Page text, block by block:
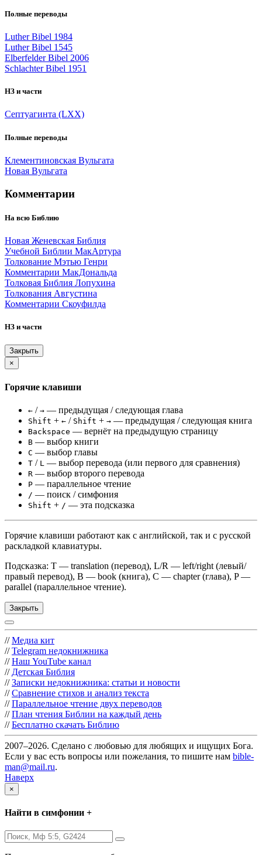
Полные переводы
Luther Bibel 1984
Luther Bibel 1545
Elberfelder Bibel 2006
Schlachter Bibel 1951
НЗ и части
Септуагинта (LXX)
Полные переводы
Клементиновская Вульгата
Новая Вульгата
Комментарии
На всю Библию
Новая Женевская Библия
Учебной Библии МакАртура
Толкование Мэтью Генри
Комментарии МакДональда
Толковая Библия Лопухина
Толкования Августина
Комментарии Скоуфилда
НЗ и части
Закрыть
×
Горячие клавиши
← / → — предыдущая / следующая глава
Shift + ← / Shift + → — предыдущая / следующая книга
Backspace — вернёт на предыдущую страницу
B — выбор книги
C — выбор главы
T / L — выбор перевода (или первого для сравнения)
R — выбор второго перевода
P — параллельное чтение
/ — поиск / симфония
Shift + / — эта подсказка
Горячие клавиши работают как с английской, так и с русской
раскладкой клавиатуры.
Подсказка: T — translation (перевод), L/R — left/right (левый/
правый перевод), B — book (книга), C — chapter (глава), P —
parallel (параллельное чтение).
Закрыть
// Медиа кит
// Telegram недокнижника
// Наш YouTube канал
// Детская Библия
// Записки недокнижника: статьи и новости
// Сравнение стихов и анализ текста
// Параллельное чтение двух переводов
// План чтения Библии на каждый день
// Бесплатно скачать Библию
2007–2026. Сделано с любовью для любящих и ищущих Бога.
Если у вас есть вопросы или пожелания, то пишите нам bible-
man@mail.ru.
Наверх
×
Найти в симфонии +